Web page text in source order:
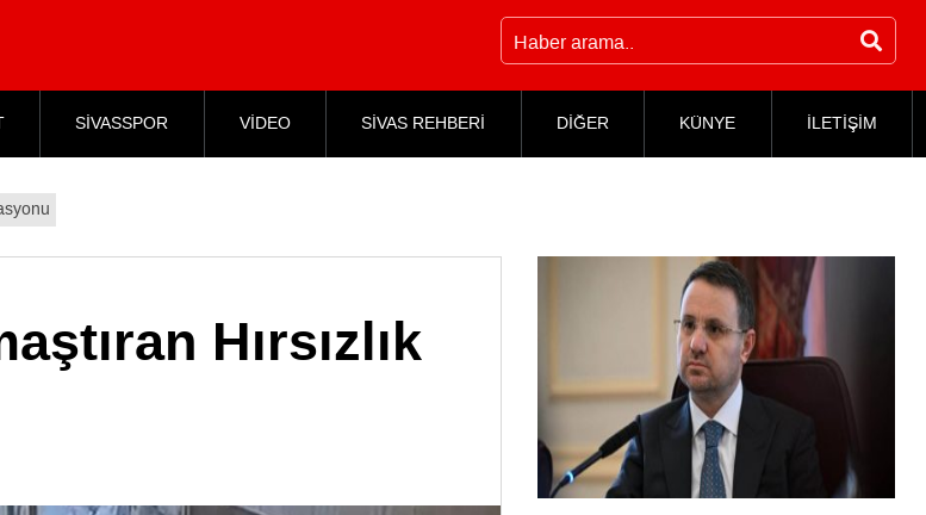
SİVASSPOR VİDEO SİVAS REHBERİ DİĞER KÜNYE İLETİŞİM
Hırsızlık